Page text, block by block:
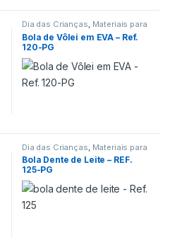
Dia das Crianças, Materiais para
a Prática de Esportes
Bola de Vôlei em EVA – Ref.
120-PG
Dia das Crianças Materiais para
a Prática de Esportes
Bola Dente de Leite – REF.
125-PG